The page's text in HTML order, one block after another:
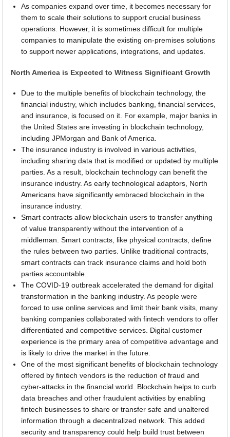
As companies expand over time, it becomes necessary for
them to scale their solutions to support crucial business
operations. However, it is sometimes difficult for multiple
companies to manipulate the existing on-premises solutions
to support newer applications, integrations, and updates.
North America is Expected to Witness Significant Growth
Due to the multiple benefits of blockchain technology, the
financial industry, which includes banking, financial services,
and insurance, is focused on it. For example, major banks in
the United States are investing in blockchain technology,
including JPMorgan and Bank of America.
The insurance industry is involved in various activities,
including sharing data that is modified or updated by multiple
parties. As a result, blockchain technology can benefit the
insurance industry. As early technological adaptors, North
Americans have significantly embraced blockchain in the
insurance industry.
Smart contracts allow blockchain users to transfer anything
of value transparently without the intervention of a
middleman. Smart contracts, like physical contracts, define
the rules between two parties. Unlike traditional contracts,
smart contracts can track insurance claims and hold both
parties accountable.
The COVID-19 outbreak accelerated the demand for digital
transformation in the banking industry. As people were
forced to use online services and limit their bank visits, many
banking companies collaborated with fintech vendors to offer
differentiated and competitive services. Digital customer
experience is the primary area of competitive advantage and
is likely to drive the market in the future.
One of the most significant benefits of blockchain technology
offered by fintech vendors is the reduction of fraud and
cyber-attacks in the financial world. Blockchain helps to curb
data breaches and other fraudulent activities by enabling
fintech businesses to share or transfer safe and unaltered
information through a decentralized network. This added
security and transparency could help build trust between